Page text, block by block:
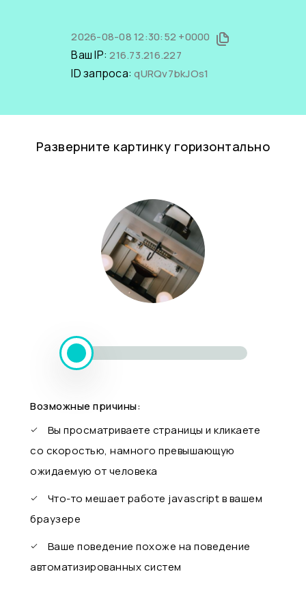
2026-08-08 12:30:52 +0000
Ваш IP:216.73.216.227
ID запроса:qURQv7bkJOs1
Разверните картинку горизонтально
Возможные причины:
Вы просматриваете страницы и кликаете
со скоростью, намного превышающую
ожидаемую от человека
Что-то мешает работе javascript в вашем
браузере
Ваше поведение похоже на поведение
автоматизированных систем